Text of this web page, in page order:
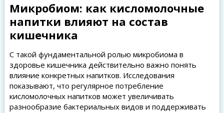
Микробиом: как кисломолочные
напитки влияют на состав
кишечника
С такой фундаментальной ролью микробиома в
здоровье кишечника действительно важно понять
влияние конкретных напитков. Исследования
показывают, что регулярное потребление
кисломолочных напитков может увеличивать
разнообразие бактериальных видов и поддерживать